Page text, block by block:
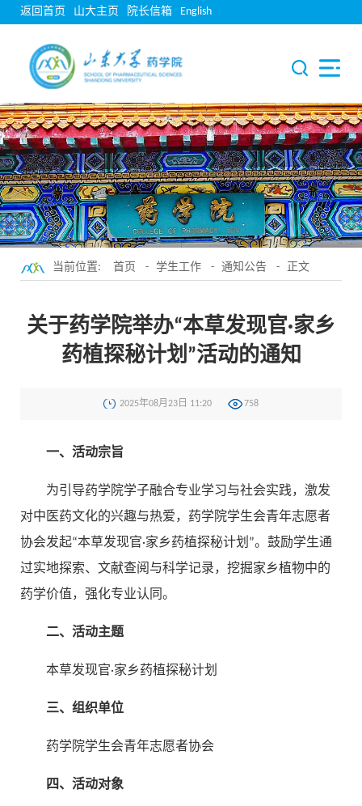
返回首页 山大主页 院长信箱 English
当前位置: 首页 - 学生工作 - 通知公告 - 正文
关于药学院举办“本草发现官·家乡
药植探秘计划”活动的通知
2025年08月23日 11:20 758
一、活动宗旨
为引导药学院学子融合专业学习与社会实践，激发
对中医药文化的兴趣与热爱，药学院学生会青年志愿者
协会发起“本草发现官·家乡药植探秘计划”。鼓励学生通
过实地探索、文献查阅与科学记录，挖掘家乡植物中的
药学价值，强化专业认同。
二、活动主题
本草发现官·家乡药植探秘计划
三、组织单位
药学院学生会青年志愿者协会
四、活动对象